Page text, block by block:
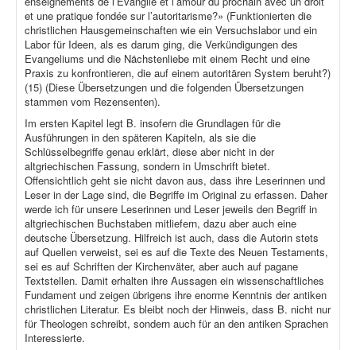
et une pratique fondée sur l’autoritarisme?» (Funktionierten die
christlichen Hausgemeinschaften wie ein Versuchslabor und ein
Labor für Ideen, als es darum ging, die Verkündigungen des
Evangeliums und die Nächstenliebe mit einem Recht und eine
Praxis zu konfrontieren, die auf einem autoritären System beruht?)
(15) (Diese Übersetzungen und die folgenden Übersetzungen
stammen vom Rezensenten).
Im ersten Kapitel legt B. insofern die Grundlagen für die
Ausführungen in den späteren Kapiteln, als sie die
Schlüsselbegriffe genau erklärt, diese aber nicht in der
altgriechischen Fassung, sondern in Umschrift bietet.
Offensichtlich geht sie nicht davon aus, dass ihre Leserinnen und
Leser in der Lage sind, die Begriffe im Original zu erfassen. Daher
werde ich für unsere Leserinnen und Leser jeweils den Begriff in
altgriechischen Buchstaben mitliefern, dazu aber auch eine
deutsche Übersetzung. Hilfreich ist auch, dass die Autorin stets
auf Quellen verweist, sei es auf die Texte des Neuen Testaments,
sei es auf Schriften der Kirchenväter, aber auch auf pagane
Textstellen. Damit erhalten ihre Aussagen ein wissenschaftliches
Fundament und zeigen übrigens ihre enorme Kenntnis der antiken
christlichen Literatur. Es bleibt noch der Hinweis, dass B. nicht nur
für Theologen schreibt, sondern auch für an den antiken Sprachen
Interessierte.